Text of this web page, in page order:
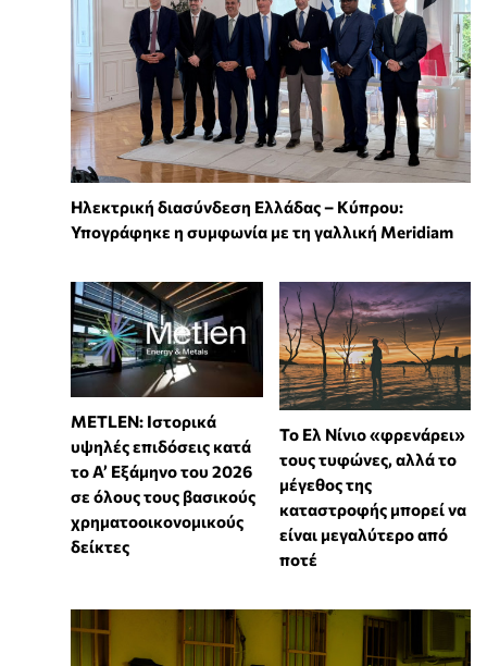
Ηλεκτρική διασύνδεση Ελλάδας – Κύπρου:
Υπογράφηκε η συμφωνία με τη γαλλική Meridiam
METLEN: Ιστορικά
υψηλές επιδόσεις κατά
το Α’ Εξάμηνο του 2026
σε όλους τους βασικούς
χρηματοοικονομικούς
δείκτες
Το Ελ Νίνιο «φρενάρει»
τους τυφώνες, αλλά το
μέγεθος της
καταστροφής μπορεί να
είναι μεγαλύτερο από
ποτέ